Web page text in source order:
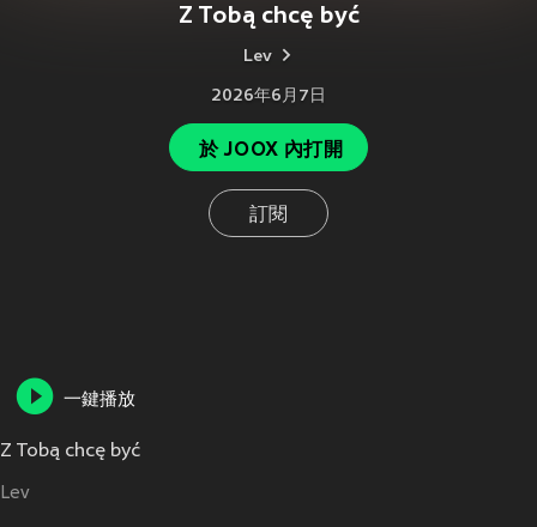
Z Tobą chcę być
Lev
2026年6月7日
於 JOOX 內打開
訂閱
一鍵播放
Z Tobą chcę być
Lev